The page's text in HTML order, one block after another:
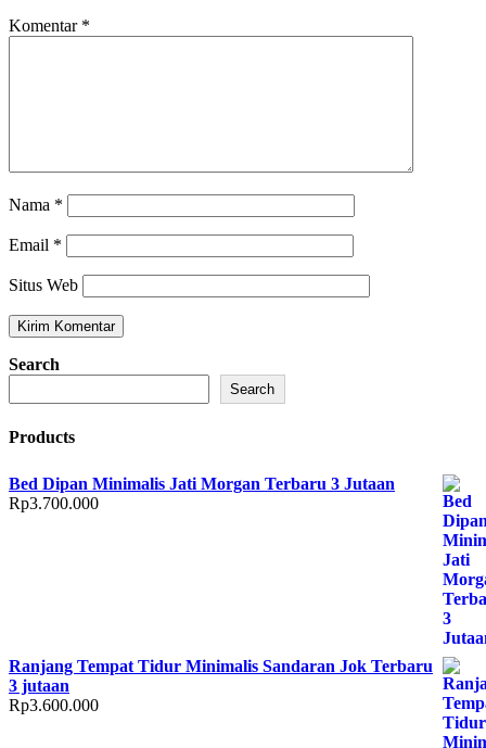
Komentar *
Nama *
Email *
Situs Web
Search
Search
Products
Bed Dipan Minimalis Jati Morgan Terbaru 3 Jutaan
Rp3.700.000
Ranjang Tempat Tidur Minimalis Sandaran Jok Terbaru
3 jutaan
Rp3.600.000